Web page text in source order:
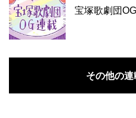
宝塚歌劇団OG
その他の